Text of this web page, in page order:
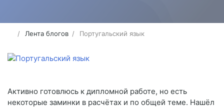
Лента блогов Португальский язык
Активно готовлюсь к дипломной работе, но есть
некоторые заминки в расчётах и по общей теме. Нашёл